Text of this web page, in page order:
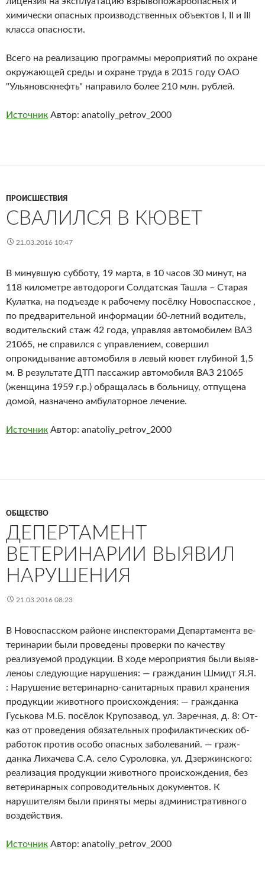
химически опасных производственных объектов I, II и III
класса опасности.
Всего на реализацию программы мероприятий по охране
окружающей среды и охране труда в 2015 году ОАО
"Ульяновскнефть" направило более 210 млн. рублей.
Источник Автор: anatoliy_petrov_2000
ПРОИСШЕСТВИЯ
СВАЛИЛСЯ В КЮВЕТ
21.03.2016 10:47
В минувшую субботу, 19 марта, в 10 часов 30 минут, на
118 километре автодороги Солдатская Ташла – Старая
Кулатка, на подъезде к рабочему посёлку Новоспасское ,
по предварительной информации 60-летний водитель,
водительский стаж 42 года, управляя автомобилем ВАЗ
21065, не справился с управлением, совершил
опрокидывание автомобиля в левый кювет глубиной 1,5
м. В результате ДТП пассажир автомобиля ВАЗ 21065
(женщина 1959 г.р.) обращалась в больницу, отпущена
домой, назначено амбулаторное лечение.
Источник Автор: anatoliy_petrov_2000
ОБЩЕСТВО
ДЕПЕРТАМЕНТ
ВЕТЕРИНАРИИ ВЫЯВИЛ
НАРУШЕНИЯ
21.03.2016 08:23
В Но­вос­пасс­ком районе инс­пек­то­рами Де­пар­та­мен­та ве­
тери­нарии были про­веде­ны про­верки по качеству
реализуемой продукции. В ходе мероприятия были вы­яв­
ле­ноы следующие нарушения: — граж­да­нин Шмидт Я.Я.
: На­руше­ние ве­тери­нар­но-са­нитар­ных пра­вил хра­нения
про­дук­ции жи­вот­но­го про­ис­хожде­ния: — граж­данка
Гусь­ко­ва М.Б. посёлок Кру­поза­вод, ул. За­реч­ная, д. 8: От­
каз от про­веде­ния обя­затель­ных про­филак­ти­чес­ких об­
ра­боток про­тив осо­бо опас­ных за­боле­ваний. — граж­
данка Ли­хаче­ва С.А. село Су­ролов­ка, ул. Дзер­жинс­ко­го:
ре­али­зация про­дук­ции жи­вот­но­го про­ис­хожде­ния, без
ве­тери­нар­ных соп­ро­води­тель­ных до­кумен­тов. К
нарушителям были приняты меры административного
воздействия.
Источник Автор: anatoliy_petrov_2000